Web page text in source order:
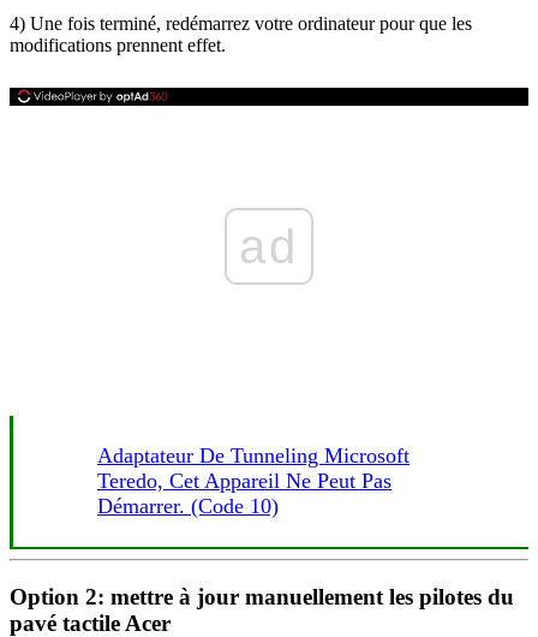
4) Une fois terminé, redémarrez votre ordinateur pour que les
modifications prennent effet.
ad
Adaptateur De Tunneling Microsoft
Teredo, Cet Appareil Ne Peut Pas
Démarrer. (code 10)
Option 2: mettre à jour manuellement les pilotes du
pavé tactile Acer